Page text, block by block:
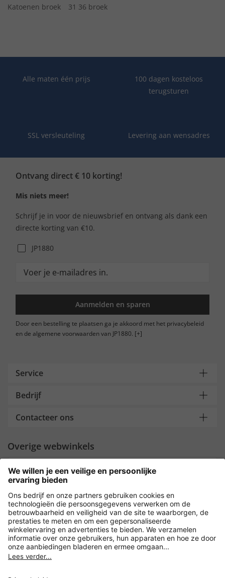
Katoenen broek
31 36 broek
Alle maten één prijs
100 dagen kosteloos
terugsturen
SSL versleuteling Levering aan wensadres
Ontvang direct € 10 korting!
Mis niets meer!
Schrijf je in voor de nieuwsbrief en ontvang als dank een
directe korting van €10.
JP1880
Aanmelden en sparen
Door een bestelling te plaatsen ga je akkoord met het privacybeleid
en de algemene voorwaarden van JP1880. [+]
Service
Bedrijf
Contacteer ons
Overige webwinkels
Nederland
Payment and Delivery
Versleuteling met